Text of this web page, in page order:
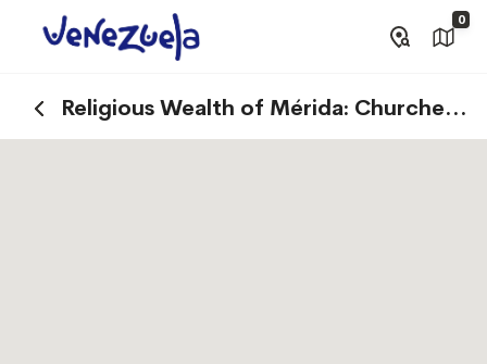
0
Religious Wealth of Mérida: Churches
and Basilicas that Tell Stories